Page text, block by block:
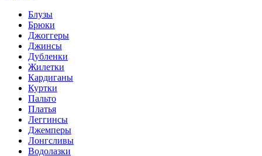
Блузы
Брюки
Джоггеры
Джинсы
Дубленки
Жилетки
Кардиганы
Куртки
Пальто
Платья
Леггинсы
Джемперы
Лонгсливы
Водолазки